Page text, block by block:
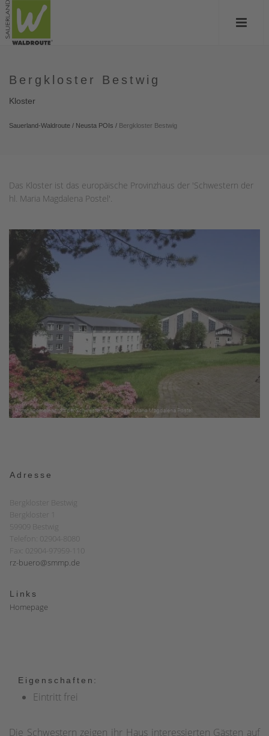
Bergkloster Bestwig
Kloster
Sauerland-Waldroute / Neusta POIs / Bergkloster Bestwig
Das Kloster ist das europäische Provinzhaus der 'Schwestern der
hl. Maria Magdalena Postel'.
Adresse
Bergkloster Bestwig
Bergkloster 1
59909 Bestwig
Telefon: 02904-8080
Fax: 02904-97959-110
rz-buero@smmp.de
Links
Homepage
Eigenschaften:
Eintritt frei
Die Schwestern zeigen ihr Haus interessierten Gästen auf